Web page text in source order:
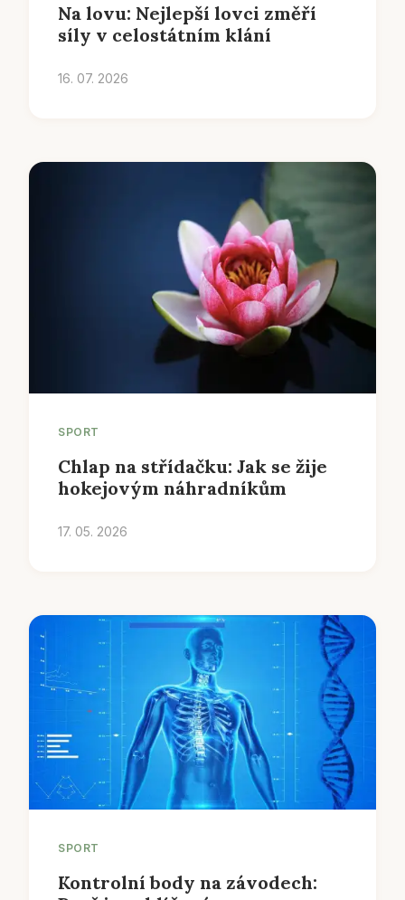
Na lovu: Nejlepší lovci změří
síly v celostátním klání
16. 07. 2026
SPORT
Chlap na střídačku: Jak se žije
hokejovým náhradníkům
17. 05. 2026
SPORT
Kontrolní body na závodech: